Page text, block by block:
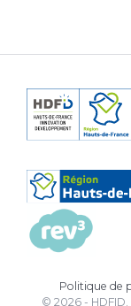
Politique de
© 2026 - HDFID.